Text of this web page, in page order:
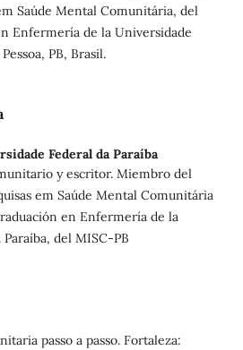
Saúde Mental Comunitária, del
Enfermería de la Universidade
PB, Brasil.
Federal da Paraíba
y escritor. Miembro del
em Saúde Mental Comunitária
en Enfermería de la
del MISC-PB
passo a passo. Fortaleza: